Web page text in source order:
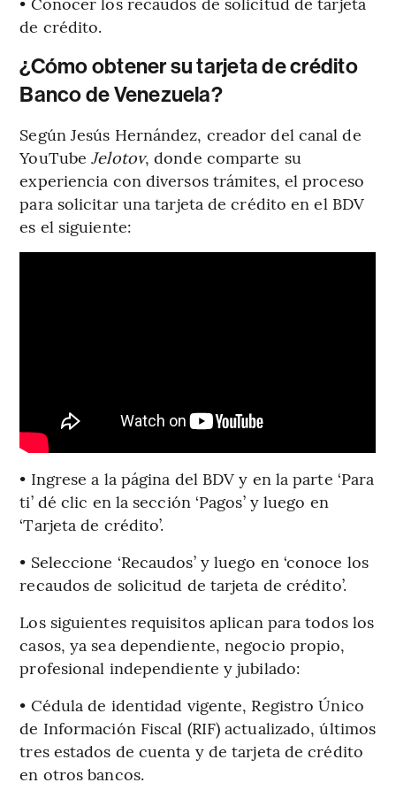
de crédito.
¿Cómo obtener su tarjeta de crédito
Banco de Venezuela?
Según Jesús Hernández, creador del canal de
YouTubeJelotov, donde comparte su
experiencia con diversos trámites, el proceso
para solicitar una tarjeta de crédito en el BDV
es el siguiente:
• Ingrese a la página del BDV y en la parte ‘Para
ti’ dé clic en la sección ‘Pagos’ y luego en
‘Tarjeta de crédito’.
• Seleccione ‘Recaudos’ y luego en ‘conoce los
recaudos de solicitud de tarjeta de crédito’.
Los siguientes requisitos aplican para todos los
casos, ya sea dependiente, negocio propio,
profesional independiente y jubilado:
• Cédula de identidad vigente, Registro Único
de Información Fiscal (RIF) actualizado, últimos
tres estados de cuenta y de tarjeta de crédito
en otros bancos.